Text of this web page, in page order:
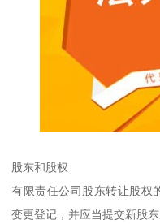
股东和股权
有限责任公司股东转让股权
变更登记，并应当提交新股